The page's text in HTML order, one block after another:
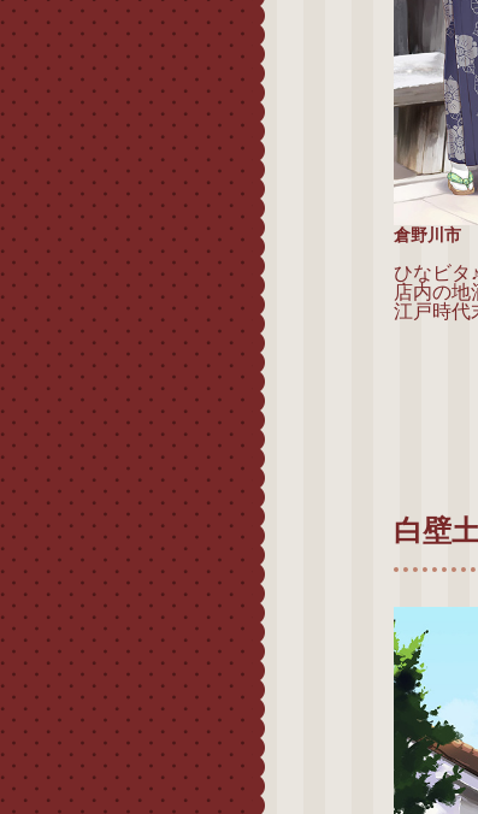
倉野川市
ひなビタ
店内の地
江戸時代
白壁